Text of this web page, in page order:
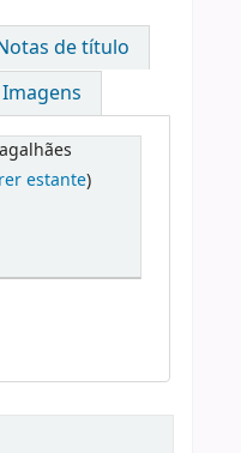
de título
Imagens
estante)